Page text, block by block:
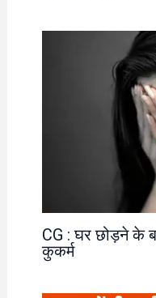
CG : घर छोड़ने के
कुकर्म